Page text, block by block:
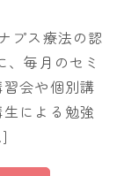
プス療法の認
毎月のセミ
会や個別講
による勉強